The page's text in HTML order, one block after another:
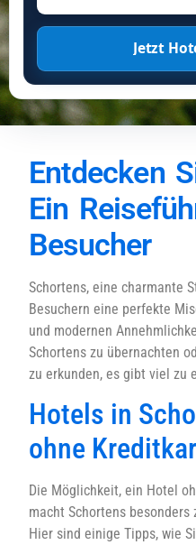
Jetzt
Entdecken
Ein
Besucher
Schortens, eine charmante
Besuchern eine perfekte
und modernen
Schortens zu übernachten
zu erkunden, es gibt viel zu
Hotels in
ohne
Die Möglichkeit, ein Hotel
macht Schortens
Hier sind einige Tipps, wie